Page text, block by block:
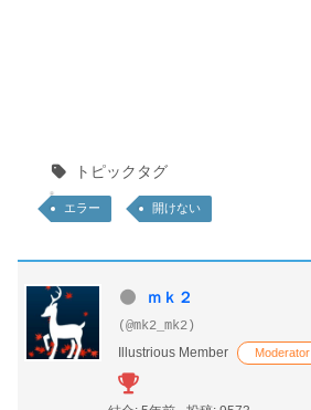
トピックタグ
エラー 開けない
ｍｋ２
(@mk2_mk2)
Illustrious Member
Moderator